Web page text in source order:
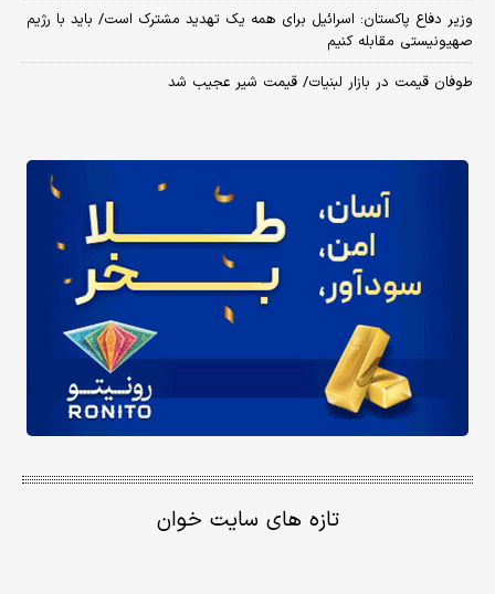
وزیر دفاع پاکستان: اسرائیل برای همه یک تهدید مشترک است/ باید با رژیم
صهیونیستی مقابله کنیم
طوفان قیمت در بازار لبنیات/ قیمت شیر عجیب شد
تازه های سایت خوان